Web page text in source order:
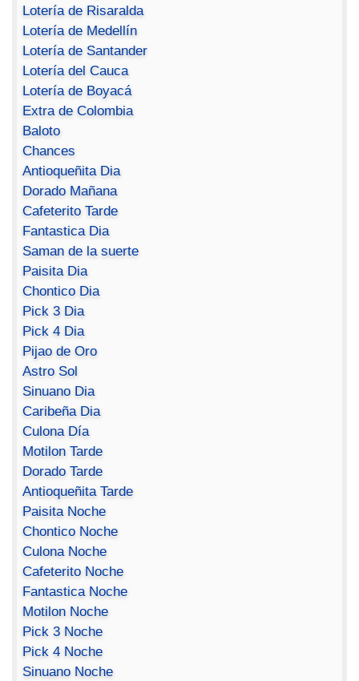
Lotería de Risaralda
Lotería de Medellín
Lotería de Santander
Lotería del Cauca
Lotería de Boyacá
Extra de Colombia
Baloto
Chances
Antioqueñita Dia
Dorado Mañana
Cafeterito Tarde
Fantastica Dia
Saman de la suerte
Paisita Dia
Chontico Dia
Pick 3 Dia
Pick 4 Dia
Pijao de Oro
Astro Sol
Sinuano Dia
Caribeña Dia
Culona Día
Motilon Tarde
Dorado Tarde
Antioqueñita Tarde
Paisita Noche
Chontico Noche
Culona Noche
Cafeterito Noche
Fantastica Noche
Motilon Noche
Pick 3 Noche
Pick 4 Noche
Sinuano Noche